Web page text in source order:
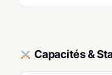
Capacités &